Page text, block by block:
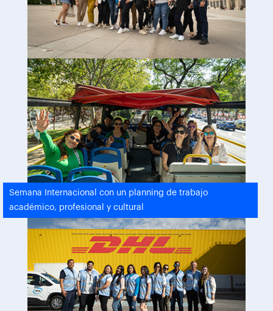
Semana Internacional con un planning de trabajo
académico, profesional y cultural